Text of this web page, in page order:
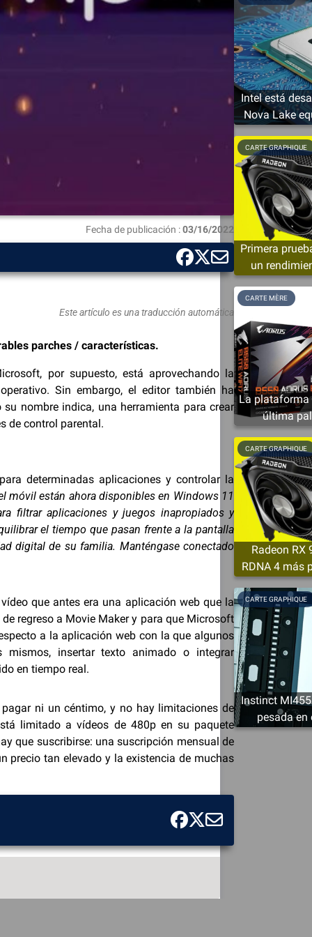
Fecha de publicación :03/16/2022
Este artículo es una traducción automática
parches / características.
por supuesto, está aprovechando la
Sin embargo, el editor también ha
nombre indica, una herramienta para crear
de control parental.
determinadas aplicaciones y controlar la
móvil están ahora disponibles en Windows 11
filtrar aplicaciones y juegos inapropiados y
el tiempo que pasan frente a la pantalla
digital de su familia. Manténgase conectado
que antes era una aplicación web que la
regreso a Movie Maker y para que Microsoft
a la aplicación web con la que algunos
insertar texto animado o integrar
en tiempo real.
ni un céntimo, y no hay limitaciones de
limitado a vídeos de 480p en su paquete
que suscribirse: una suscripción mensual de
precio tan elevado y la existencia de muchas
Intel está
Nova Lake
Primera
un
CARTE GRAPHIQUE
La plataforma
última
CARTE MÈRE
Radeon RX
RDNA 4 más
mínimo
CARTE GRAPHIQUE
Instinct
pesada en
CARTE GRAPHIQUE